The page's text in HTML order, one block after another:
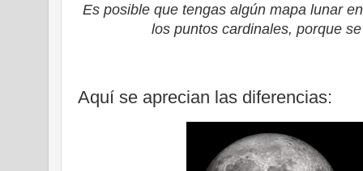
Es posible que tengas algún mapa lunar
los puntos cardinales, porque
Aquí se aprecian las diferencias: